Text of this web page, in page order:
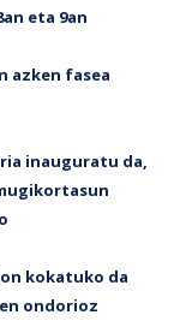
eta 9an
azken fasea
inauguratu da,
kokatuko da
ondorioz